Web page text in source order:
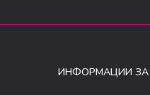
ИНФОРМАЦИИ ЗА